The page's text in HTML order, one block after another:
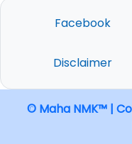
Facebook
Disclaimer
© Maha NMK™ |